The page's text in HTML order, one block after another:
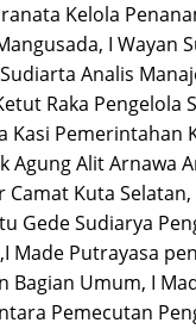
Kelola
I Wayan
Analis
Raka Pengelola
Kasi
Agung Alit Arnawa
Kuta
Gede Sudiarya
Putrayasa
Umum, I
Pemecutan